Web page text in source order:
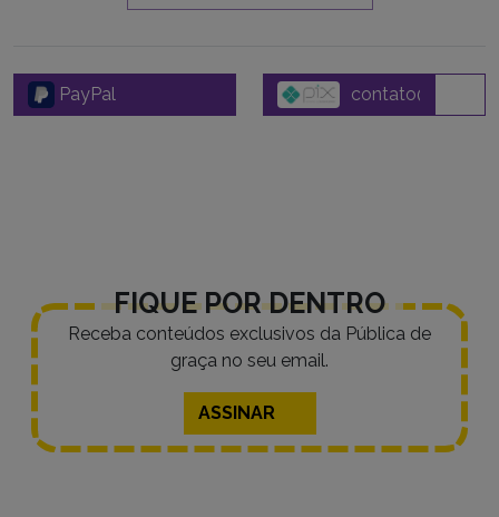
PayPal
FIQUE POR DENTRO
Receba conteúdos exclusivos da Pública de
graça no seu email.
ASSINAR